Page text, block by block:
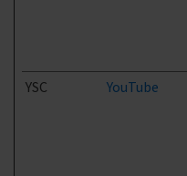
YSC YouTube